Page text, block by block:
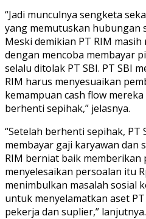
“Jadi munculnya sengketa
yang memutuskan hubungan
Meski demikian PT RIM
dengan mencoba membayar
selalu ditolak PT SBI. PT SBI
RIM harus menyesuaikan
kemampuan cash flow
berhenti sepihak,” jelasnya.
“Setelah berhenti sepihak, PT
membayar gaji karyawan dan
RIM berniat baik
menyelesaikan persoalan itu
menimbulkan masalah sosial
untuk menyelamatkan aset
pekerja dan suplier,” lanjutnya.